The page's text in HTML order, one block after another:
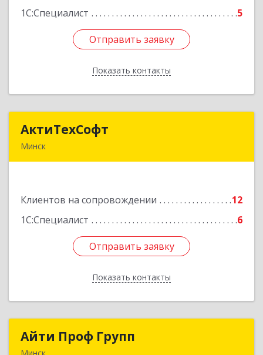
1С:Специалист
5
Отправить заявку
Показать контакты
Отправить заявку
Назад
АктиТехСофт
Минск
Клиентов на сопровождении
12
1С:Специалист
6
Отправить заявку
Показать контакты
Подробнее
Отправить заявку
Назад
Айти Проф ГруппАйти Проф Групп